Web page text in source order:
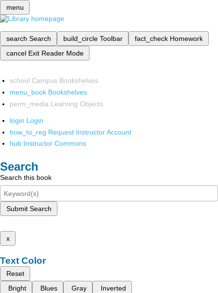
menu
search Search build_circle Toolbar fact_check Homework
cancel Exit Reader Mode
school Campus Bookshelves
menu_book Bookshelves
perm_media Learning Objects
login Login
how_to_reg Request Instructor Account
hub Instructor Commons
Search
Search this book
Submit Search
x
Text Color
Reset
Bright
Blues Gray Inverted